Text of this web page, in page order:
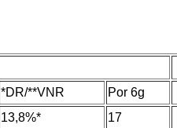
*DR/**VNR
Por 6g
13,8%*
17